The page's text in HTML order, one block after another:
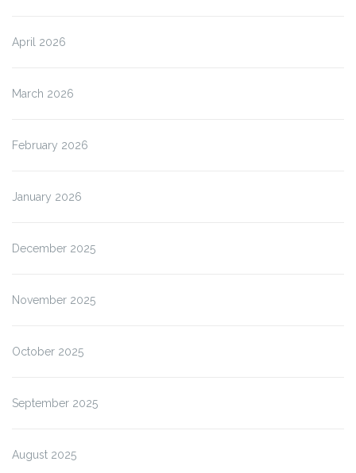
April 2026
March 2026
February 2026
January 2026
December 2025
November 2025
October 2025
September 2025
August 2025